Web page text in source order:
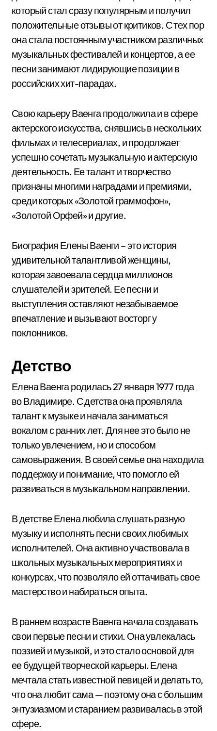
который стал сразу популярным и получил
положительные отзывы от критиков. С тех пор
она стала постоянным участником различных
музыкальных фестивалей и концертов, а ее
песни занимают лидирующие позиции в
российских хит-парадах.
Свою карьеру Ваенга продолжила и в сфере
актерского искусства, снявшись в нескольких
фильмах и телесериалах, и продолжает
успешно сочетать музыкальную и актерскую
деятельность. Ее талант и творчество
признаны многими наградами и премиями,
среди которых «Золотой граммофон»,
«Золотой Орфей» и другие.
Биография Елены Ваенги – это история
удивительной талантливой женщины,
которая завоевала сердца миллионов
слушателей и зрителей. Ее песни и
выступления оставляют незабываемое
впечатление и вызывают восторг у
поклонников.
Детство
Елена Ваенга родилась 27 января 1977 года
во Владимире. С детства она проявляла
талант к музыке и начала заниматься
вокалом с ранних лет. Для нее это было не
только увлечением, но и способом
самовыражения. В своей семье она находила
поддержку и понимание, что помогло ей
развиваться в музыкальном направлении.
В детстве Елена любила слушать разную
музыку и исполнять песни своих любимых
исполнителей. Она активно участвовала в
школьных музыкальных мероприятиях и
конкурсах, что позволяло ей оттачивать свое
мастерство и набираться опыта.
В раннем возрасте Ваенга начала создавать
свои первые песни и стихи. Она увлекалась
поэзией и музыкой, и это стало основой для
ее будущей творческой карьеры. Елена
мечтала стать известной певицей и делать то,
что она любит сама — поэтому она с большим
энтузиазмом и старанием развивалась в этой
сфере.